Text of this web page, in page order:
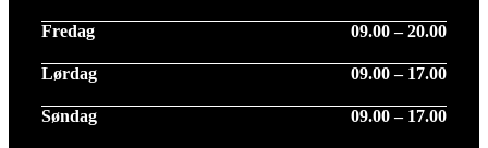
Fredag 09.00 – 20.00
Lørdag 09.00 – 17.00
Søndag 09.00 – 17.00